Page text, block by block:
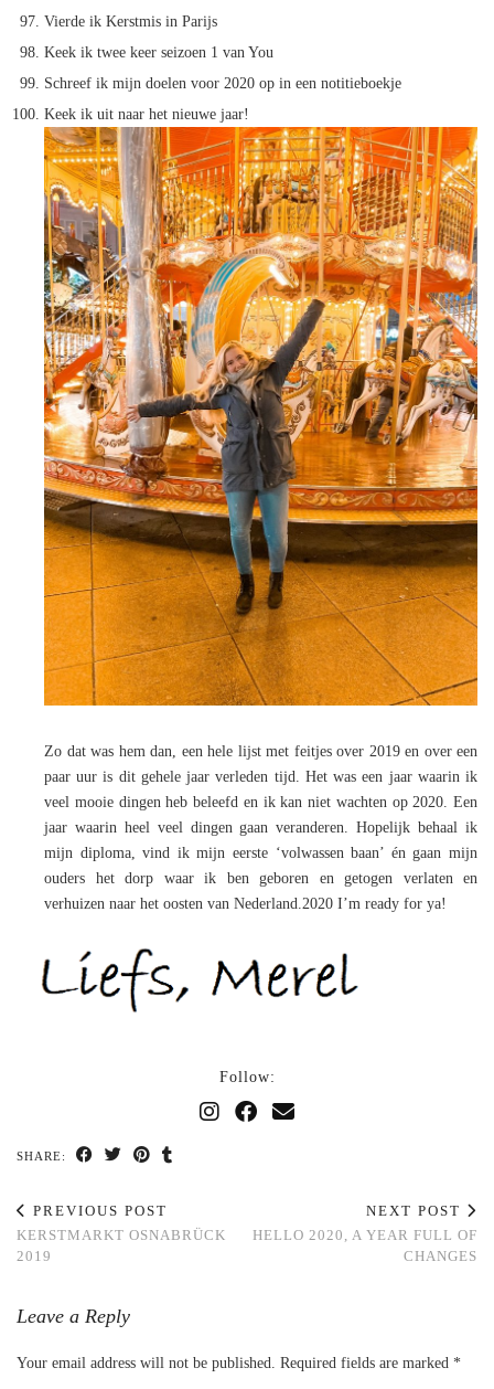
Vierde ik Kerstmis in Parijs
Keek ik twee keer seizoen 1 van You
Schreef ik mijn doelen voor 2020 op in een notitieboekje
Keek ik uit naar het nieuwe jaar!
Zo dat was hem dan, een hele lijst met feitjes over 2019 en over een
paar uur is dit gehele jaar verleden tijd. Het was een jaar waarin ik
veel mooie dingen heb beleefd en ik kan niet wachten op 2020. Een
jaar waarin heel veel dingen gaan veranderen. Hopelijk behaal ik
mijn diploma, vind ik mijn eerste ‘volwassen baan’ én gaan mijn
ouders het dorp waar ik ben geboren en getogen verlaten en
verhuizen naar het oosten van Nederland.2020 I’m ready for ya!
Follow:
SHARE:
PREVIOUS POST
KERSTMARKT OSNABRÜCK
2019
NEXT POST
HELLO 2020, A YEAR FULL OF
CHANGES
Leave a Reply
Your email address will not be published. Required fields are marked *